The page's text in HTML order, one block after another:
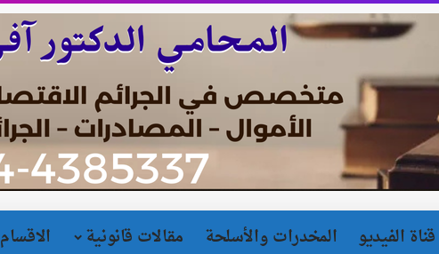
قناة الفيديو المخدرات والأسلحة مقالات قانونية الاقسام